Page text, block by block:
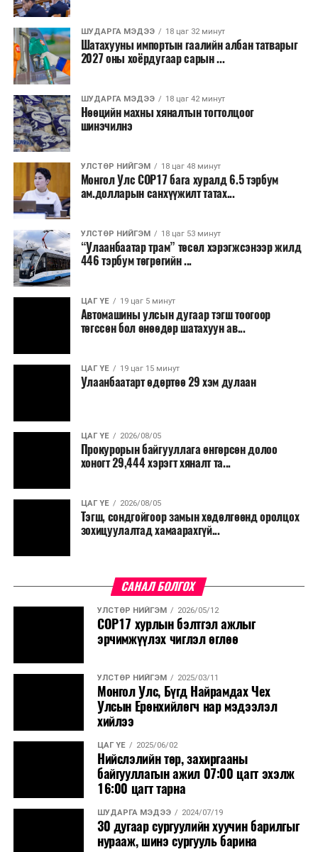
Трамвай нь цахилгаан эрчим хүчээр ажилладаг тул
ашиглалтын явцад агаар бохирдуулагч бодис шууд
ялгаруулахгүй. Иргэд хувийн автомашинаас их
багтаамжийн нийтийн тээвэрт шилжсэнээр замын
хөдөлгөөний ачаалал, нүүрстөрөгчийн давхар исэл
болон бусад хүлэмжийн хийн ялгарлыг бууруулах ач
холбогдолтой.
Түгжрэлээс үүдэлтэй эдийн засгийн алдагдлыг
тооцоход нэг автомашин өдөрт дунджаар 2.5 цаг
түгжрэлд саатахдаа 3.45 литр шатахууныг үр ашиггүй
зарцуулдаг байна. Ингэснээр нэг жолооч өдөрт
8,238.6 төгрөг, жилд 1.7 сая гаруй төгрөгийн
шатахууны зардлыг зөвхөн түгжрэлд алддаг аж.
“Улаанбаатар трам” төсөл хэрэгжиж, авто замын
ачаалал буурснаар трассын дагуух автомашинуудын
шатахууны хэмнэлт жилд 446 тэрбум төгрөгт хүрэх
боломжтой гэсэн тооцоог техник, эдийн засгийн
үндэслэлд тусгажээ.
Төсөл хэрэгжсэнээр иргэдийн зорчих хугацаа
богиносож, түгжрэлээс үүдэлтэй эдийн засгийн
тогтолцоо бүрдэх ач холбогдолтой юм.
ШУДАРГА МЭДЭЭ 18 цаг 32 минут
Шатахууны импортын гаалийн албан татварыг
2027 оны хоёрдугаар сарын ...
ШУДАРГА МЭДЭЭ 18 цаг 42 минут
Нөөцийн махны хяналтын тогтолцоог
шинэчилнэ
УЛСТӨР НИЙГЭМ 18 цаг 48 минут
Монгол Улс COP17 бага хуралд 6.5 тэрбум
ам.долларын санхүүжилт татах...
УЛСТӨР НИЙГЭМ 18 цаг 53 минут
“Улаанбаатар трам” төсөл хэрэгжсэнээр жилд
446 тэрбум төгрөгийн ...
ЦАГ ҮЕ 19 цаг 5 минут
Автомашины улсын дугаар тэгш тоогоор
төгссөн бол өнөөдөр шатахуун ав...
ЦАГ ҮЕ 19 цаг 15 минут
Улаанбаатарт өдөртөө 29 хэм дулаан
ЦАГ ҮЕ 2026/08/05
Прокурорын байгууллага өнгөрсөн долоо
хоногт 29,444 хэрэгт хяналт та...
ЦАГ ҮЕ 2026/08/05
Тэгш, сондгойгоор замын хөдөлгөөнд оролцох
зохицуулалтад хамаарахгүй...
САНАЛ БОЛГОХ
УЛСТӨР НИЙГЭМ 2026/05/12
СОР17 хурлын бэлтгэл ажлыг
эрчимжүүлэх чиглэл өглөө
УЛСТӨР НИЙГЭМ 2025/03/11
Монгол Улс, Бүгд Найрамдах Чех
Улсын Ерөнхийлөгч нар мэдээлэл
хийлээ
ЦАГ ҮЕ 2025/06/02
Нийслэлийн төр, захиргааны
байгууллагын ажил 07:00 цагт эхэлж
16:00 цагт тарна
ШУДАРГА МЭДЭЭ 2024/07/19
30 дугаар сургуулийн хуучин барилгыг
нурааж, шинэ сургууль барина